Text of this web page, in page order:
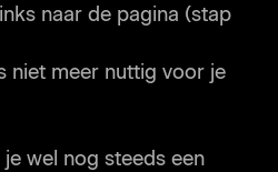
naar de pagina (stap
niet meer nuttig voor je
wel nog steeds een